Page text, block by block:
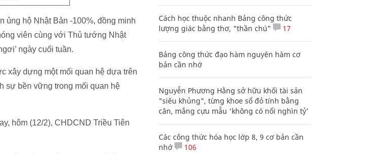
ủng hộ Nhật Bản -100%, đồng minh
viên cùng với Thủ tướng Nhật
ngày cuối tuần.
xây dựng một mối quan hệ dựa trên
sự bền vững trong mối quan hệ
hôm (12/2), CHDCND Triều Tiên
Cách học thuộc nhanh Bảng công thức
lượng giác bằng thơ, "thần chú"
17
Bảng công thức đạo hàm nguyên hàm cơ
bản cần nhớ
Nguyễn Phương Hằng sở hữu khối tài sản
"siêu khủng", từng khoe sổ đỏ tính bằng
cân, mắng cựu mẫu 'không có nổi nghìn tỷ'
Các công thức hóa học lớp 8, 9 cơ bản cần
nhớ
106